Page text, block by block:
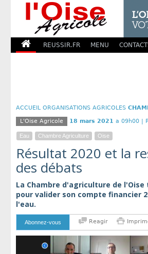
REUSSIR.FR MENU
ACCUEIL ORGANISATIONS AGRICOLES
L'Oise Agricole 18 mars 2021 a 09h00 |
Eau Chambre Agriculture Oise
Résultat 2020 et la
des débats
La Chambre d'agriculture de
pour valider son compte financier
l'eau.
Abonnez-vous Reagir